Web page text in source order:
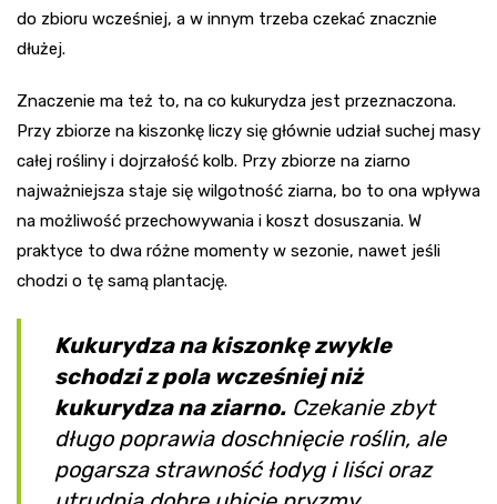
do zbioru wcześniej, a w innym trzeba czekać znacznie
dłużej.
Znaczenie ma też to, na co kukurydza jest przeznaczona.
Przy zbiorze na kiszonkę liczy się głównie udział suchej masy
całej rośliny i dojrzałość kolb. Przy zbiorze na ziarno
najważniejsza staje się wilgotność ziarna, bo to ona wpływa
na możliwość przechowywania i koszt dosuszania. W
praktyce to dwa różne momenty w sezonie, nawet jeśli
chodzi o tę samą plantację.
Kukurydza na kiszonkę zwykle
schodzi z pola wcześniej niż
kukurydza na ziarno. Czekanie zbyt
długo poprawia doschnięcie roślin, ale
pogarsza strawność łodyg i liści oraz